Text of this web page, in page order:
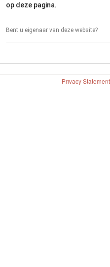
op deze pagina.
Bent u eigenaar van deze website?
Privacy Statement